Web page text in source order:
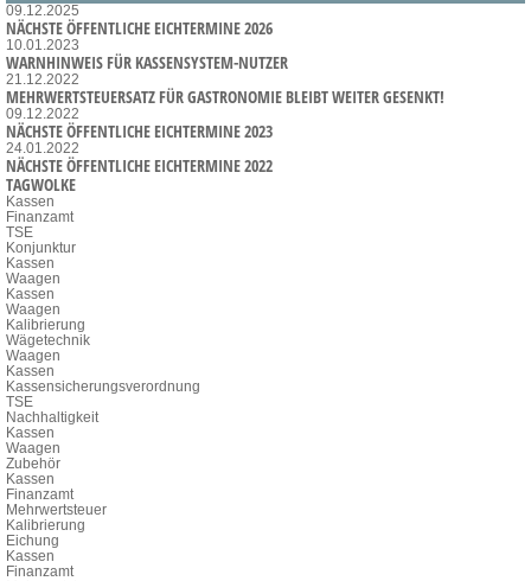
09.12.2025
NÄCHSTE ÖFFENTLICHE EICHTERMINE 2026
10.01.2023
WARNHINWEIS FÜR KASSENSYSTEM-NUTZER
21.12.2022
MEHRWERTSTEUERSATZ FÜR GASTRONOMIE BLEIBT WEITER GESENKT!
09.12.2022
NÄCHSTE ÖFFENTLICHE EICHTERMINE 2023
24.01.2022
NÄCHSTE ÖFFENTLICHE EICHTERMINE 2022
TAGWOLKE
Kassen
Finanzamt
TSE
Konjunktur
Kassen
Waagen
Kassen
Waagen
Kalibrierung
Wägetechnik
Waagen
Kassen
Kassensicherungsverordnung
TSE
Nachhaltigkeit
Kassen
Waagen
Zubehör
Kassen
Finanzamt
Mehrwertsteuer
Kalibrierung
Eichung
Kassen
Finanzamt